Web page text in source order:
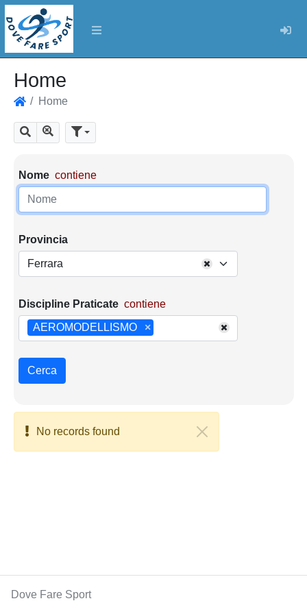
Home
Home
Cerca Mostra tutti i risultati
Parametri di ricerca
Nome contiene
Provincia
Ferrara
Discipline Praticate contiene
×
AEROMODELLISMO
Cerca
No records found
Dove Fare Sport